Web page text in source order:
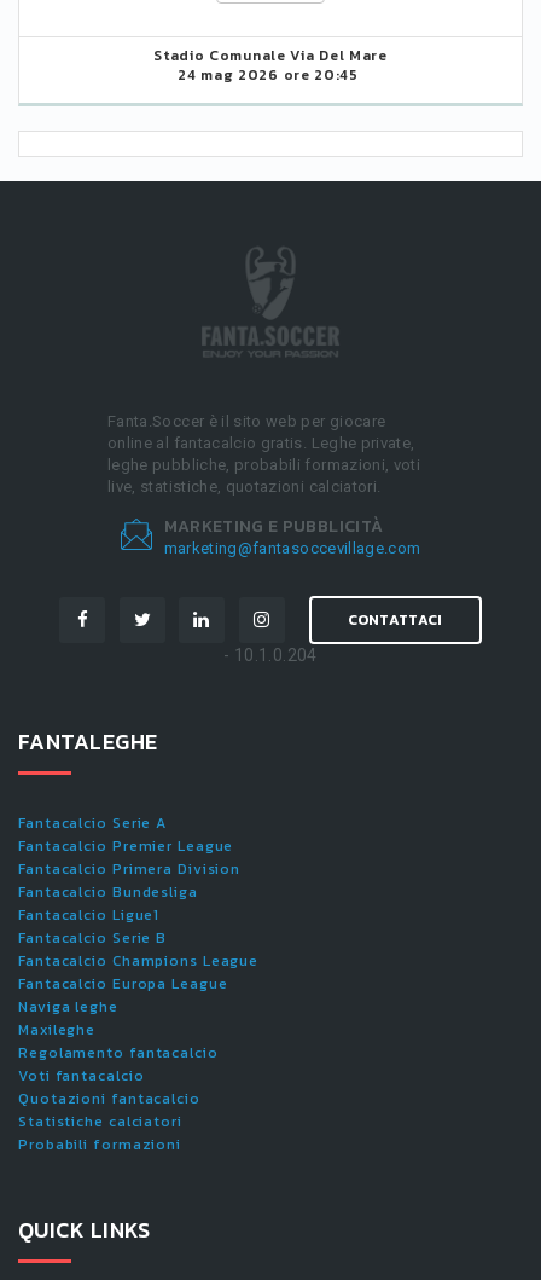
Stadio Comunale Via Del Mare
24 mag 2026 ore 20:45
Fanta.Soccer è il sito web per giocare
online al fantacalcio gratis. Leghe private,
leghe pubbliche, probabili formazioni, voti
live, statistiche, quotazioni calciatori.
MARKETING E PUBBLICITÀ
marketing@fantasoccevillage.com
CONTATTACI
- 10.1.0.204
FANTALEGHE
Fantacalcio Serie A
Fantacalcio Premier League
Fantacalcio Primera Division
Fantacalcio Bundesliga
Fantacalcio Ligue1
Fantacalcio Serie B
Fantacalcio Champions League
Fantacalcio Europa League
Naviga leghe
Maxileghe
Regolamento fantacalcio
Voti fantacalcio
Quotazioni fantacalcio
Statistiche calciatori
Probabili formazioni
QUICK LINKS